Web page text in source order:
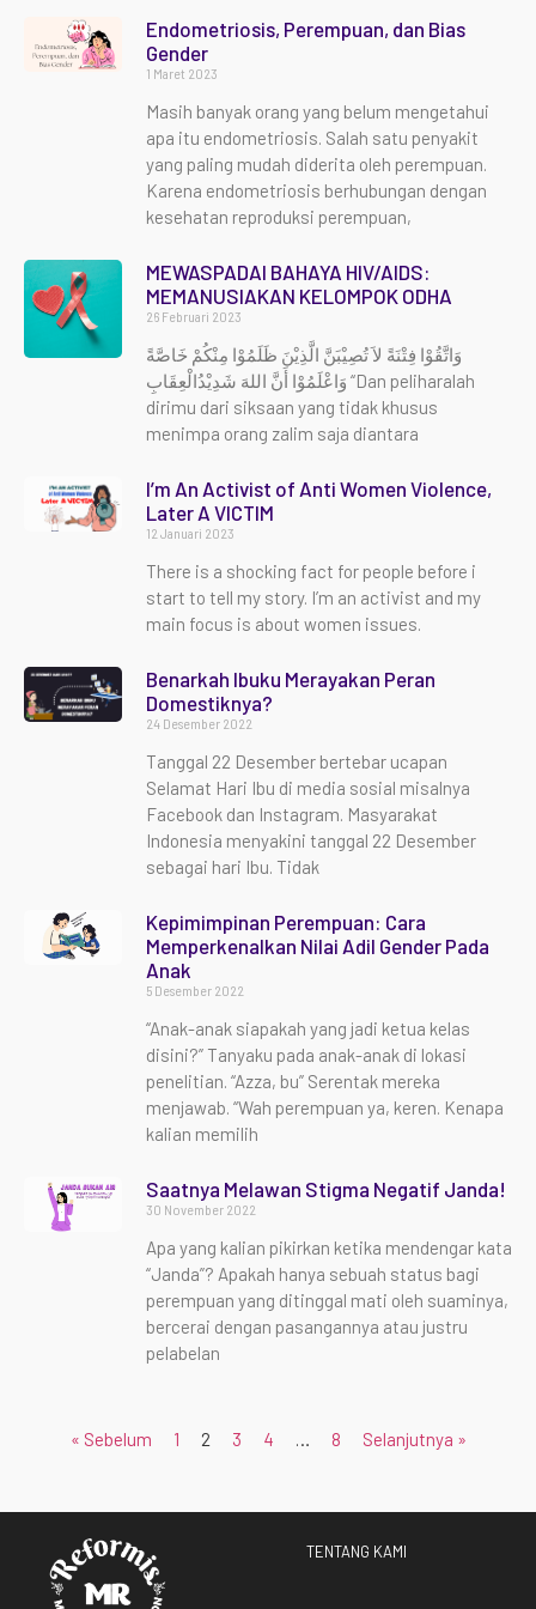
Endometriosis, Perempuan, dan Bias
Gender
1 Maret 2023
Masih banyak orang yang belum mengetahui
apa itu endometriosis. Salah satu penyakit
yang paling mudah diderita oleh perempuan.
Karena endometriosis berhubungan dengan
kesehatan reproduksi perempuan,
MEWASPADAI BAHAYA HIV/AIDS:
MEMANUSIAKAN KELOMPOK ODHA
26 Februari 2023
وَاتَّقُوْا فِتْنَةً لاَ تُصِيْبَنَّ الَّذِيْنَ ظَلَمُوْا مِنْكُمْ خَاصَّةً
وَاعْلَمُوْا أَنَّ اللهَ شَدِيْدُالْعِقَابِ “Dan peliharalah
dirimu dari siksaan yang tidak khusus
menimpa orang zalim saja diantara
I’m An Activist of Anti Women Violence,
Later A VICTIM
12 Januari 2023
There is a shocking fact for people before i
start to tell my story. I’m an activist and my
main focus is about women issues.
Benarkah Ibuku Merayakan Peran
Domestiknya?
24 Desember 2022
Tanggal 22 Desember bertebar ucapan
Selamat Hari Ibu di media sosial misalnya
Facebook dan Instagram. Masyarakat
Indonesia menyakini tanggal 22 Desember
sebagai hari Ibu. Tidak
Kepimimpinan Perempuan: Cara
Memperkenalkan Nilai Adil Gender Pada
Anak
5 Desember 2022
“Anak-anak siapakah yang jadi ketua kelas
disini?” Tanyaku pada anak-anak di lokasi
penelitian. “Azza, bu” Serentak mereka
menjawab. “Wah perempuan ya, keren. Kenapa
kalian memilih
Saatnya Melawan Stigma Negatif Janda!
30 November 2022
Apa yang kalian pikirkan ketika mendengar kata
“Janda”? Apakah hanya sebuah status bagi
perempuan yang ditinggal mati oleh suaminya,
bercerai dengan pasangannya atau justru
pelabelan
« Sebelum 1 2 3 4 … 8 Selanjutnya »
TENTANG KAMI